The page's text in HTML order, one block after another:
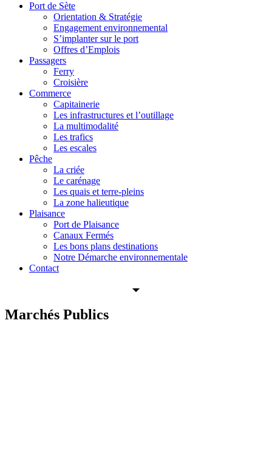
Port de Sète
Orientation & Stratégie
Engagement environnemental
S’implanter sur le port
Offres d’Emplois
Passagers
Ferry
Croisière
Commerce
Capitainerie
Les infrastructures et l’outillage
La multimodalité
Les trafics
Les escales
Pêche
La criée
Le carénage
Les quais et terre-pleins
La zone halieutique
Plaisance
Port de Plaisance
Canaux Fermés
Les bons plans destinations
Notre Démarche environnementale
Contact
Marchés Publics